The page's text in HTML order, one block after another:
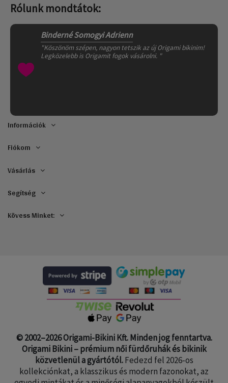
Rólunk mondtátok:
Binderné Somogyi Adrienn
"Köszönöm szépen, nagyon tetszik az új Origami bikinim!
Legközelebb is Origamit fogok vásárolni. "
Információk
Fiókom
Vásárlás
Segítség
Kövess Minket:
© 2002–2026 Origami-Bikini Kft. Minden jog fenntartva.
Origami Bikini – prémium női fürdőruhák és bikinik
közvetlenül a gyártótól.Fedezd fel 2026-os
kollekciónkat, a klasszikus és modern fazonokat, az